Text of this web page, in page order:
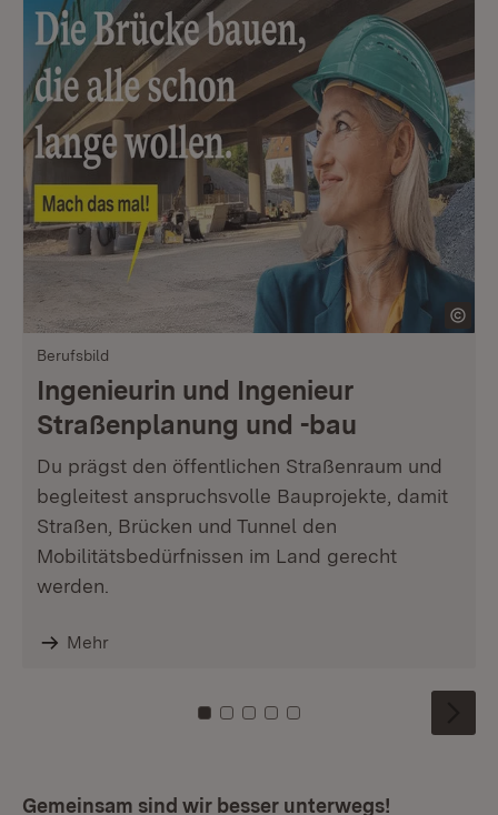
Berufsbild
Ingenieurin und Ingenieur
Straßenplanung und -bau
Du prägst den öffentlichen Straßenraum und
begleitest anspruchsvolle Bauprojekte, damit
Straßen, Brücken und Tunnel den
Mobilitätsbedürfnissen im Land gerecht
werden.
Mehr
Zu Kachel: 0
Zu Kachel: 1
Zu Kachel: 2
Zu Kachel: 3
Zu Kachel: 4
Gemeinsam sind wir besser unterwegs!